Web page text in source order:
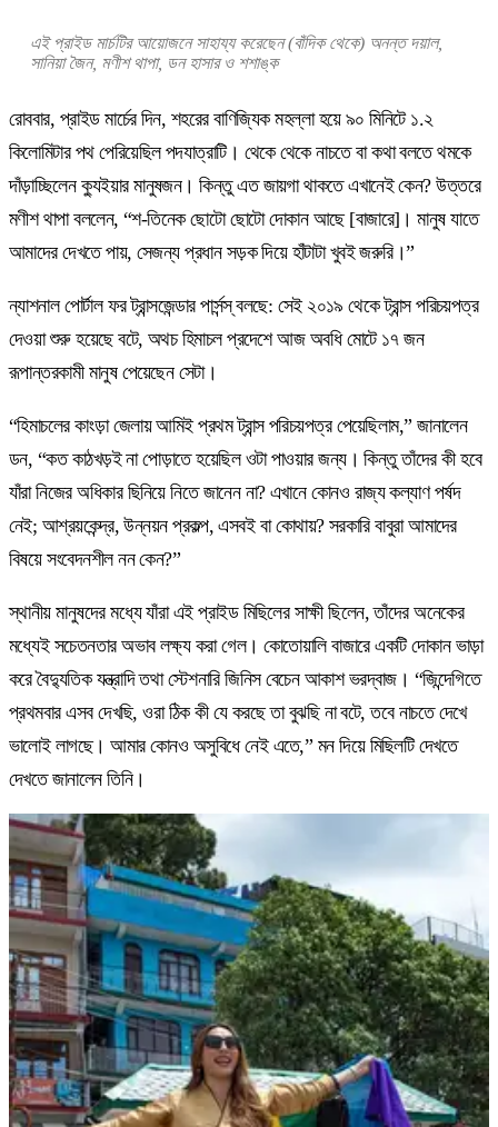
এই প্রাইড মার্চটির আয়োজনে সাহায্য করেছেন (বাঁদিক থেকে) অনন্ত দয়াল,
সানিয়া জৈন, মণীশ থাপা, ডন হাসার ও শশাঙ্ক
রোববার, প্রাইড মার্চের দিন, শহরের বাণিজ্যিক মহল্লা হয়ে ৯০ মিনিটে ১.২
কিলোমিটার পথ পেরিয়েছিল পদযাত্রাটি। থেকে থেকে নাচতে বা কথা বলতে থমকে
দাঁড়াচ্ছিলেন ক্যুইয়ার মানুষজন। কিন্তু এত জায়গা থাকতে এখানেই কেন? উত্তরে
মণীশ থাপা বললেন, “শ-তিনেক ছোটো ছোটো দোকান আছে [বাজারে]। মানুষ যাতে
আমাদের দেখতে পায়, সেজন্য প্রধান সড়ক দিয়ে হাঁটাটা খুবই জরুরি।”
ন্যাশনাল পোর্টাল ফর ট্রান্সজেন্ডার পার্সন্স্ বলছে: সেই ২০১৯ থেকে ট্রান্স পরিচয়পত্র
দেওয়া শুরু হয়েছে বটে, অথচ হিমাচল প্রদেশে আজ অবধি মোটে ১৭ জন
রূপান্তরকামী মানুষ পেয়েছেন সেটা।
“হিমাচলের কাংড়া জেলায় আমিই প্রথম ট্রান্স পরিচয়পত্র পেয়েছিলাম,” জানালেন
ডন, “কত কাঠখড়ই না পোড়াতে হয়েছিল ওটা পাওয়ার জন্য। কিন্তু তাঁদের কী হবে
যাঁরা নিজের অধিকার ছিনিয়ে নিতে জানেন না? এখানে কোনও রাজ্য কল্যাণ পর্ষদ
নেই; আশ্রয়কেন্দ্র, উন্নয়ন প্রকল্প, এসবই বা কোথায়? সরকারি বাবুরা আমাদের
বিষয়ে সংবেদনশীল নন কেন?”
স্থানীয় মানুষদের মধ্যে যাঁরা এই প্রাইড মিছিলের সাক্ষী ছিলেন, তাঁদের অনেকের
মধ্যেই সচেতনতার অভাব লক্ষ্য করা গেল। কোতোয়ালি বাজারে একটি দোকান ভাড়া
করে বৈদ্যুতিক যন্ত্রাদি তথা স্টেশনারি জিনিস বেচেন আকাশ ভরদ্বাজ। “জিন্দেগিতে
প্রথমবার এসব দেখছি, ওরা ঠিক কী যে করছে তা বুঝছি না বটে, তবে নাচতে দেখে
ভালোই লাগছে। আমার কোনও অসুবিধে নেই এতে,” মন দিয়ে মিছিলটি দেখতে
দেখতে জানালেন তিনি।